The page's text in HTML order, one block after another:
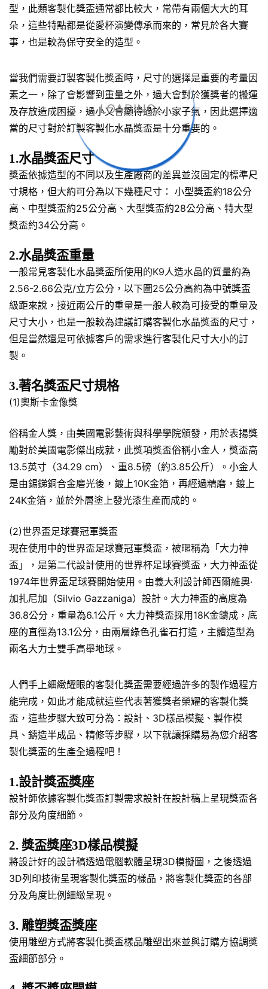
LOADING...
型，此類客製化獎盃通常都比較大，常帶有兩個大大的耳
朵，這些特點都是從愛杯演變傳承而來的，常見於各大賽
事，也是較為保守安全的造型。
當我們需要訂製客製化獎盃時，尺寸的選擇是重要的考量因
素之一，除了會影響到重量之外，過大會對於獲獎者的搬運
及存放造成困擾，過小又會顯得過於小家子氣，因此選擇適
當的尺寸對於訂製客製化水晶獎盃是十分重要的。
1.水晶獎盃尺寸
獎盃依據造型的不同以及生產廠商的差異並沒固定的標準尺
寸規格，但大約可分為以下幾種尺寸： 小型獎盃約18公分
高、中型獎盃約25公分高、大型獎盃約28公分高、特大型
獎盃約34公分高。
2.水晶獎盃重量
一般常見客製化水晶獎盃所使用的K9人造水晶的質量約為
2.56-2.66公克/立方公分，以下圖25公分高約為中號獎盃
級距來說，接近兩公斤的重量是一般人較為可接受的重量及
尺寸大小，也是一般較為建議訂購客製化水晶獎盃的尺寸，
但是當然還是可依據客戶的需求進行客製化尺寸大小的訂
製。
3.著名獎盃尺寸規格
(1)奧斯卡金像獎
俗稱金人獎，由美國電影藝術與科學學院頒發，用於表揚獎
勵對於美國電影傑出成就，此獎項獎盃俗稱小金人，獎盃高
13.5英寸（34.29 cm）、重8.5磅（約3.85公斤）。小金人
是由錫銻銅合金磨光後，鍍上10K金箔，再經過精磨，鍍上
24K金箔，並於外層塗上發光漆生產而成的。
(2)世界盃足球賽冠軍獎盃
現在使用中的世界盃足球賽冠軍獎盃，被暱稱為「大力神
盃」，是第二代設計使用的世界杯足球賽獎盃，大力神盃從
1974年世界盃足球賽開始使用。由義大利設計師西爾維奧·
加扎尼加（Silvio Gazzaniga）設計。大力神盃的高度為
36.8公分，重量為6.1公斤。大力神獎盃採用18K金鑄成，底
座的直徑為13.1公分，由兩層綠色孔雀石打造，主體造型為
兩名大力士雙手高舉地球。
人們手上細緻耀眼的客製化獎盃需要經過許多的製作過程方
能完成，如此才能成就這些代表著獲獎者榮耀的客製化獎
盃，這些步驟大致可分為：設計、3D樣品模擬、製作模
具、鑄造半成品、精修等步驟，以下就讓採購易為您介紹客
製化獎盃的生產全過程吧！
1.設計獎盃獎座
設計師依據客製化獎盃訂製需求設計在設計稿上呈現獎盃各
部分及角度細節。
2. 獎盃獎座3D樣品模擬
將設計好的設計稿透過電腦軟體呈現3D模擬圖，之後透過
3D列印技術呈現客製化獎盃的樣品，將客製化獎盃的各部
分及角度比例細緻呈現。
3. 雕塑獎盃獎座
使用雕塑方式將客製化獎盃樣品雕塑出來並與訂購方協調獎
盃細節部分。